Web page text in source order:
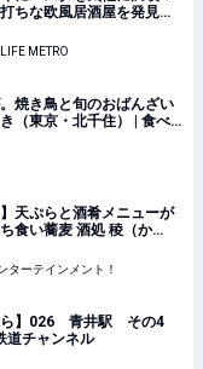
ちな欧風居酒屋を発見♡ |
LIFE METRO
METRO
焼き鳥と旬のおばんざい
（東京・北千住） | 食べ
天ぷらと酒肴メニューが
食い蕎麦 酒処 稜（か
| 食こそエンターテイン
ターテインメント！
ら】026 青井駅 その4
道チャンネル